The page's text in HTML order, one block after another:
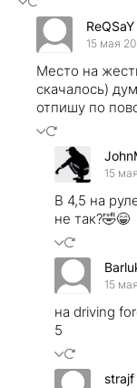
ReQSaY
15 мая
Место на
скачалось)
отпишу по
15
В 4,5 на
не так?🤣😁
15
на driving
5
strajf